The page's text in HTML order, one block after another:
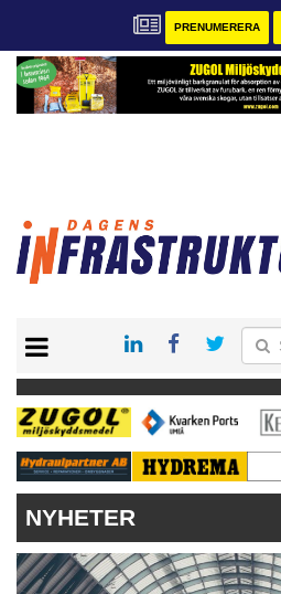
PRENUMERERA
KONTAKT
VÅRA ANDRA MAGASIN
PRENUMERERA
ANNONSERA
NYHETER